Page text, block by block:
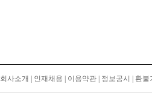
회사소개 인재채용 이용약관 정보공시 환불